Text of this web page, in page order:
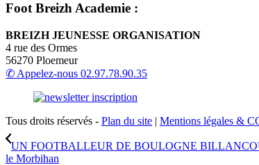
Foot Breizh Academie :
BREIZH JEUNESSE ORGANISATION
4 rue des Ormes
56270 Ploemeur
✆ Appelez-nous 02.97.78.90.35
Tous droits réservés - Plan du site | Mentions légales &
UN FOOTBALLEUR DE BOULOGNE
le Morbihan